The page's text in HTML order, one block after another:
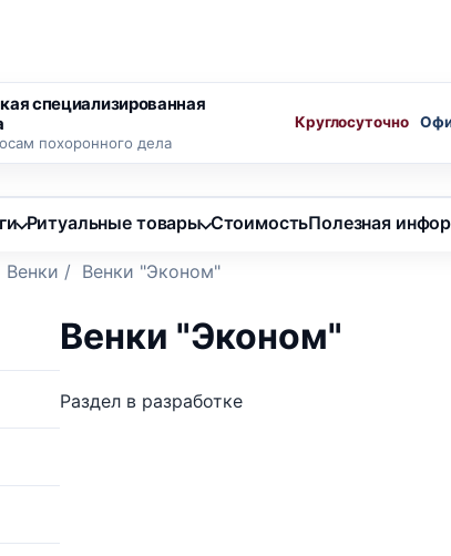
специализированная
похоронного дела
Круглосуточно
Ритуальные товары СтоимостьПолезная
Венки / Венки "Эконом"
Венки "Эконом"
Раздел в разработке